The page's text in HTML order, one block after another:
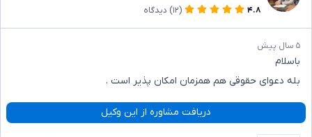
۴.۸
(۱۲) دیدگاه
۵ سال پیش
باسلام
بله دعوای حقوقی هم همزمان امکان پذیر است .
دریافت مشاوره از این وکیل